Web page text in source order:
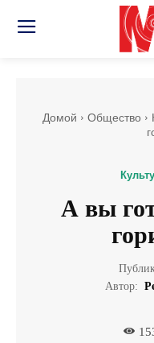
Домой Общество
А вы
Автор: